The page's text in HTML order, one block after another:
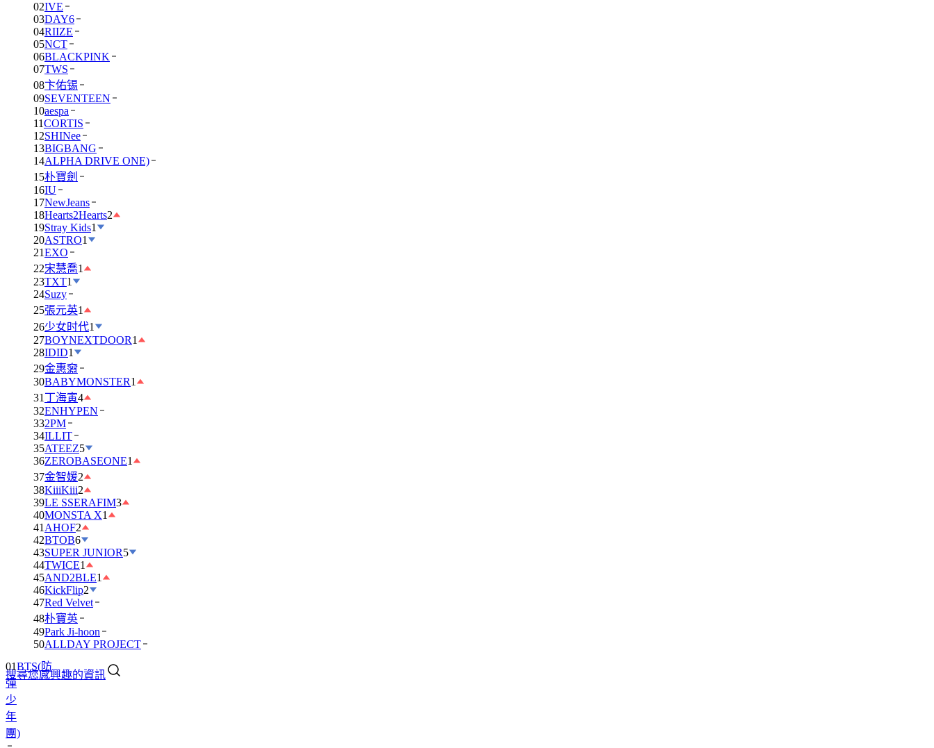
02IVE
03DAY6
04RIIZE
05NCT
06BLACKPINK
07TWS
08卞佑锡
09SEVENTEEN
10aespa
11CORTIS
12SHINee
13BIGBANG
14ALPHA DRIVE ONE)
15朴寶劍
16IU
17NewJeans
18Hearts2Hearts2
19Stray Kids1
20ASTRO1
21EXO
22宋慧喬1
23TXT1
24Suzy
25張元英1
26少女时代1
27BOYNEXTDOOR1
28IDID1
29金惠奫
30BABYMONSTER1
31 丁海寅4
32ENHYPEN
332PM
34ILLIT
35ATEEZ5
36ZEROBASEONE1
37金智媛2
38KiiiKiii2
39LE SSERAFIM3
40MONSTA X1
41 AHOF2
42BTOB6
43SUPER JUNIOR5
44TWICE1
45AND2BLE1
46KickFlip2
47Red Velvet
48朴寶英
49Park Ji-hoon
50ALLDAY PROJECT
搜尋您感興趣的資訊
01BTS(防
彈
少
年
團)